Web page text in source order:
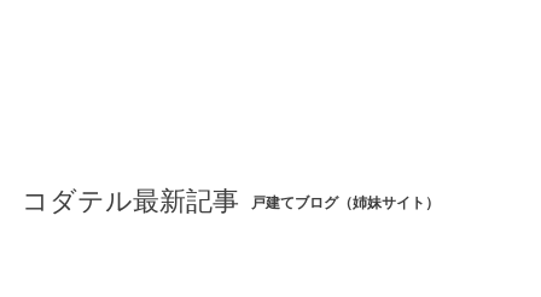
コダテル最新記事 戸建てブログ（姉妹サイト）